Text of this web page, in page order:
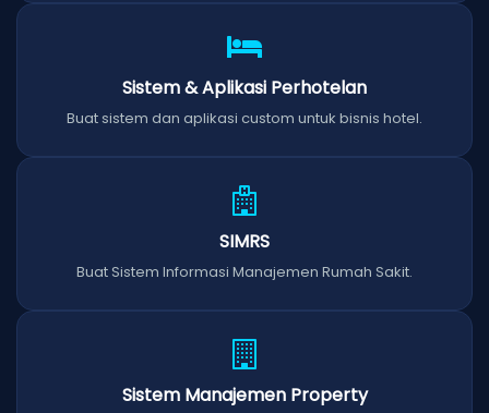
Sistem & Aplikasi Perhotelan
Buat sistem dan aplikasi custom untuk bisnis hotel.
SIMRS
Buat Sistem Informasi Manajemen Rumah Sakit.
Sistem Manajemen Property